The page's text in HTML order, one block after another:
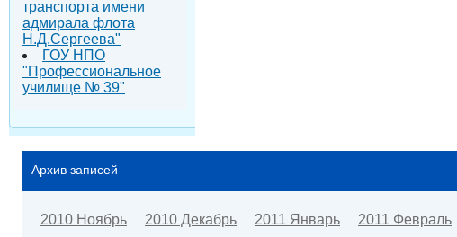
транспорта имени
адмирала флота
Н.Д.Сергеева"
ГОУ НПО
"Профессиональное
училище № 39"
Архив записей
2010 Ноябрь 2010 Декабрь 2011 Январь 2011 Февраль